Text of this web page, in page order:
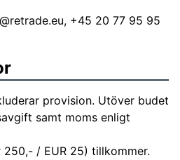
, +45 20 77 95 95
provision. Utöver budet
samt moms enligt
/ EUR 25) tillkommer.